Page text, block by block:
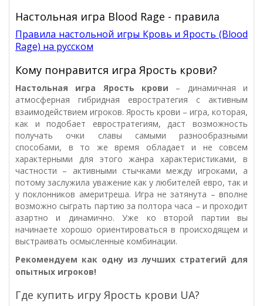
Настольная игра Blood Rage - правила
Правила настольной игры Кровь и Ярость (Blood
Rage) на русском
Кому понравится игра Ярость крови?
Настольная игра Ярость крови – динамичная и
атмосферная гибридная евростратегия с активным
взаимодействием игроков. Ярость крови – игра, которая,
как и подобает евростратегиям, даст возможность
получать очки славы самыми разнообразными
способами, в то же время обладает и не совсем
характерными для этого жанра характеристиками, в
частности – активными стычками между игроками, а
потому заслужила уважение как у любителей евро, так и
у поклонников америтреша. Игра не затянута – вполне
возможно сыграть партию за полтора часа – и проходит
азартно и динамично. Уже ко второй партии вы
начинаете хорошо ориентироваться в происходящем и
выстраивать осмысленные комбинации.
Рекомендуем как одну из лучших стратегий для
опытных игроков!
Где купить игру Ярость крови UA?